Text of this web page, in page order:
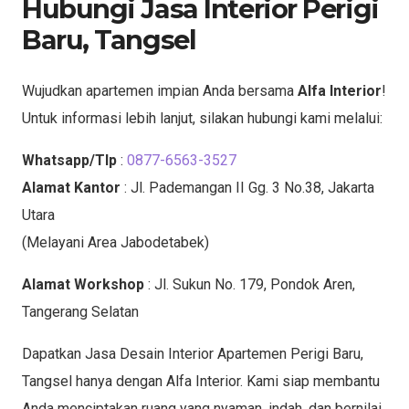
Hubungi Jasa Interior Perigi
Baru, Tangsel
Wujudkan apartemen impian Anda bersama Alfa Interior!
Untuk informasi lebih lanjut, silakan hubungi kami melalui:
Whatsapp/Tlp : 0877-6563-3527
Alamat Kantor : Jl. Pademangan II Gg. 3 No.38, Jakarta
Utara
(Melayani Area Jabodetabek)
Alamat Workshop : Jl. Sukun No. 179, Pondok Aren,
Tangerang Selatan
Dapatkan Jasa Desain Interior Apartemen Perigi Baru,
Tangsel hanya dengan Alfa Interior. Kami siap membantu